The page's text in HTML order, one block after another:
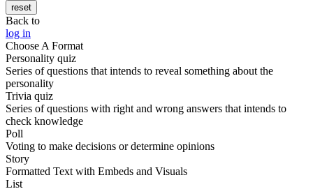
reset
Back to
log in
Choose A Format
Personality quiz
Series of questions that intends to reveal something about the
personality
Trivia quiz
Series of questions with right and wrong answers that intends to
check knowledge
Poll
Voting to make decisions or determine opinions
Story
Formatted Text with Embeds and Visuals
List